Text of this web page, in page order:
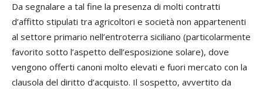
Da segnalare a tal fine la presenza di molti contratti
d’affitto stipulati tra agricoltori e società non appartenenti
al settore primario nell’entroterra siciliano (particolarmente
favorito sotto l’aspetto dell’esposizione solare), dove
vengono offerti canoni molto elevati e fuori mercato con la
clausola del diritto d’acquisto. Il sospetto, avvertito da